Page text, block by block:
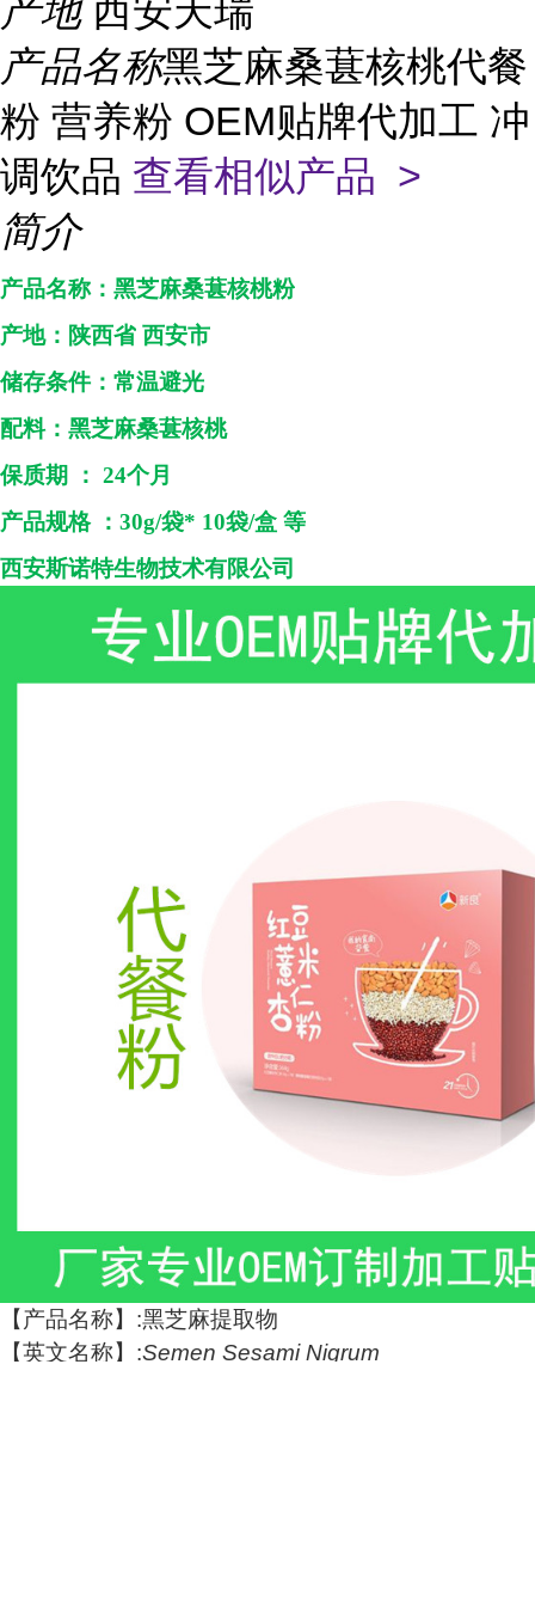
产地 西安天瑞
产品名称黑芝麻桑葚核桃代餐
粉 营养粉 OEM贴牌代加工 冲
调饮品 查看相似产品 >
简介
产品名称： 黑芝麻桑葚核桃粉
产地： 陕西省 西安市
储存条件：常温避光
配料：黑芝麻桑葚核桃
保质期
： 24个月
产品规格
： 30g/袋* 10袋/盒 等
西安斯诺特生物技术有限公司
【产品名称】:黑芝麻提取物
【英文名称】:Semen Sesami Nigrum